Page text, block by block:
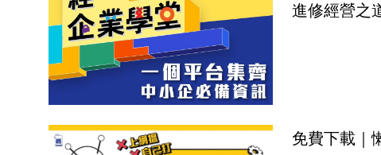
進修經營之
免費下載｜